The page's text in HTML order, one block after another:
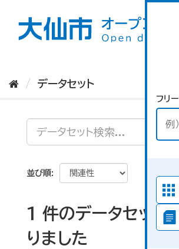
フリ
データセット
並び順
1 件のデータセット
りました